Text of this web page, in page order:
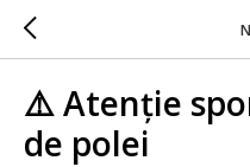
⚠️ Atenție
de polei